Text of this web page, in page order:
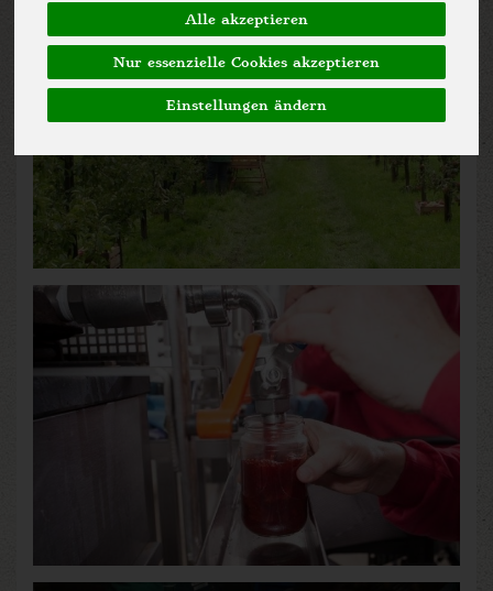
Alle akzeptieren
Nur essenzielle Cookies akzeptieren
Einstellungen ändern